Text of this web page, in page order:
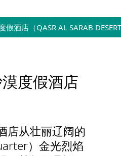
您的一切渴望、
酒店（QASR AL SARAB DESERT
度假酒店
店从壮丽辽阔的
）金光烈焰